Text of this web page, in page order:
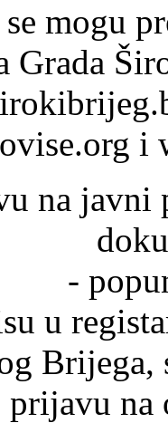
se mogu
Grada
i
na javni
-
u
Brijega,
prijavu na